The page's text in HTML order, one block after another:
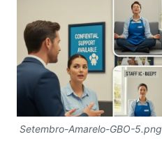
Setembro-Amarelo-GBO-5.png